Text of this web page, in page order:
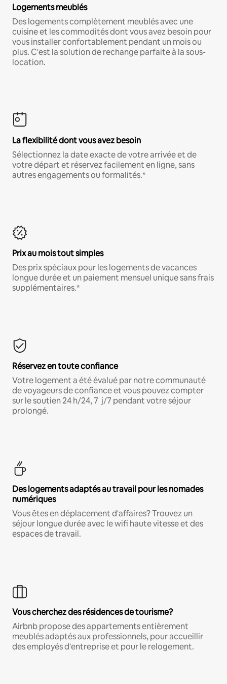
Logements meublés
Des logements complètement meublés avec une
cuisine et les commodités dont vous avez besoin pour
vous installer confortablement pendant un mois ou
plus. C'est la solution de rechange parfaite à la sous-
location.
La flexibilité dont vous avez besoin
Sélectionnez la date exacte de votre arrivée et de
votre départ et réservez facilement en ligne, sans
autres engagements ou formalités.*
Prix au mois tout simples
Des prix spéciaux pour les logements de vacances
longue durée et un paiement mensuel unique sans frais
supplémentaires.*
Réservez en toute confiance
Votre logement a été évalué par notre communauté
de voyageurs de confiance et vous pouvez compter
sur le soutien 24 h/24, 7 j/7 pendant votre séjour
prolongé.
Des logements adaptés au travail pour les nomades
numériques
Vous êtes en déplacement d'affaires? Trouvez un
séjour longue durée avec le wifi haute vitesse et des
espaces de travail.
Vous cherchez des résidences de tourisme?
Airbnb propose des appartements entièrement
meublés adaptés aux professionnels, pour accueillir
des employés d'entreprise et pour le relogement.